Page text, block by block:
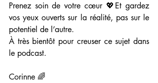
Prenez soin de votre cœur 💖Et gardez
vos yeux ouverts sur la réalité, pas sur le
potentiel de l’autre.
À très bientôt pour creuser ce sujet dans
le podcast.
Corinne 🌈